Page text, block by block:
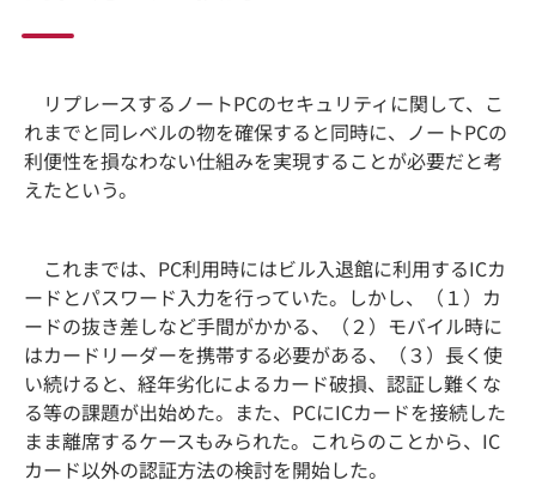
リプレースするノートPCのセキュリティに関して、こ
れまでと同レベルの物を確保すると同時に、ノートPCの
利便性を損なわない仕組みを実現することが必要だと考
えたという。
これまでは、PC利用時にはビル入退館に利用するICカ
ードとパスワード入力を行っていた。しかし、（１）カ
ードの抜き差しなど手間がかかる、（２）モバイル時に
はカードリーダーを携帯する必要がある、（３）長く使
い続けると、経年劣化によるカード破損、認証し難くな
る等の課題が出始めた。また、PCにICカードを接続した
まま離席するケースもみられた。これらのことから、IC
カード以外の認証方法の検討を開始した。